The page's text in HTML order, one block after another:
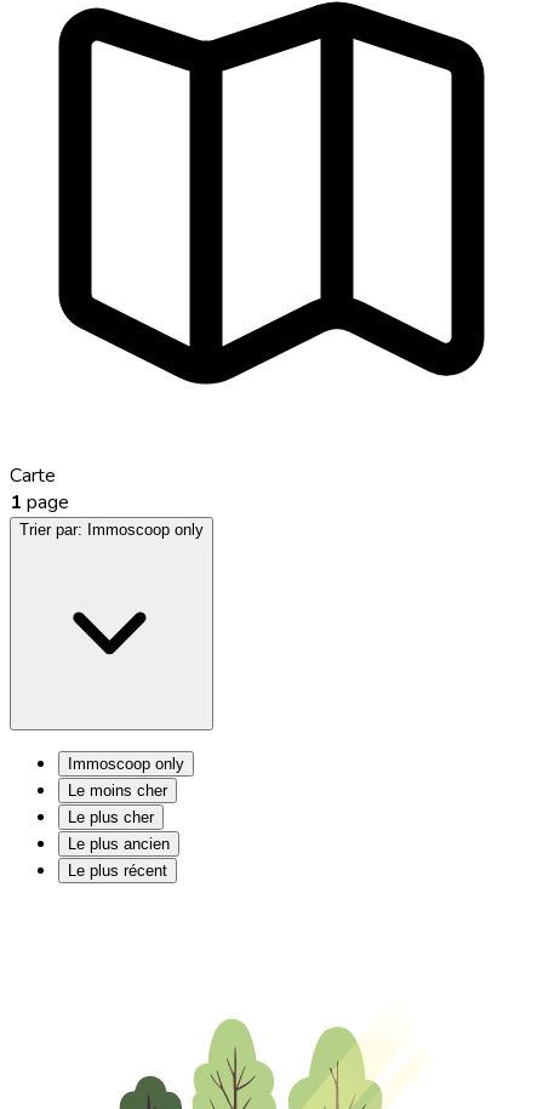
Carte
1 page
Trier par: Immoscoop only
Immoscoop only
Le moins cher
Le plus cher
Le plus ancien
Le plus récent